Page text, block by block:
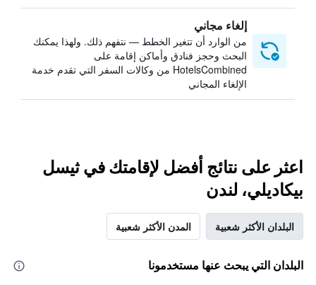
إلغاء مجاني
من الوارد أن تتغير الخطط — نتفهم ذلك. ولهذا يمكنك
البحث وحجز فنادق وأماكن إقامة على
HotelsCombined من وكالات السفر التي تقدم خدمة
الإلغاء المجاني
اعثر على نتائج أفضل لإقامتك في ثيسل
بيكاديلي، لندن
البلدان الأكثر شعبية المدن الأكثر شعبية
البلدان التي يبحث عنها مستخدمونا